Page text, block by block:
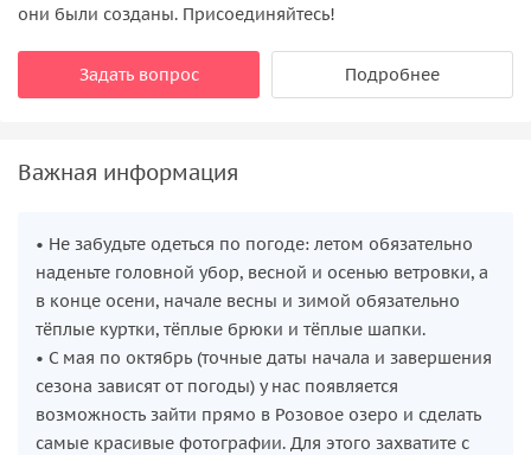
они были созданы. Присоединяйтесь!
Задать вопрос Подробнее
Важная информация
• Не забудьте одеться по погоде: летом обязательно
наденьте головной убор, весной и осенью ветровки, а
в конце осени, начале весны и зимой обязательно
тёплые куртки, тёплые брюки и тёплые шапки.
• С мая по октябрь (точные даты начала и завершения
сезона зависят от погоды) у нас появляется
возможность зайти прямо в Розовое озеро и сделать
самые красивые фотографии. Для этого захватите с